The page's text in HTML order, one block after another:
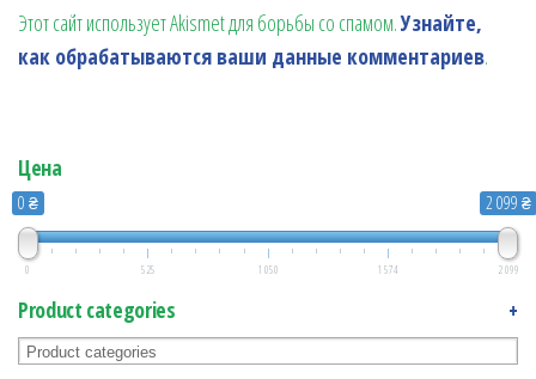
Этот сайт использует Akismet для борьбы со спамом.Узнайте,
как обрабатываются ваши данные комментариев.
Цена
0 ₴ 2 099 ₴
0 525 1 050 1 574 2 099
Product categories +